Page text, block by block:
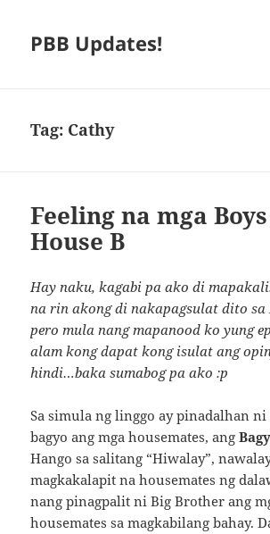
PBB Updates!
Tag: Cathy
Feeling na mga
House B
Hay naku, kagabi pa ako di
na rin akong di nakapagsulat dito sa
pero mula nang mapanood ko yung
alam kong dapat kong isulat ang
hindi…baka sumabog pa ako :p
Sa simula ng linggo ay pinadalhan
bagyo ang mga housemates, ang
Hango sa salitang “Hiwalay”,
magkakalapit na housemates ng
nang pinagpalit ni Big Brother ang
housemates sa magkabilang bahay.